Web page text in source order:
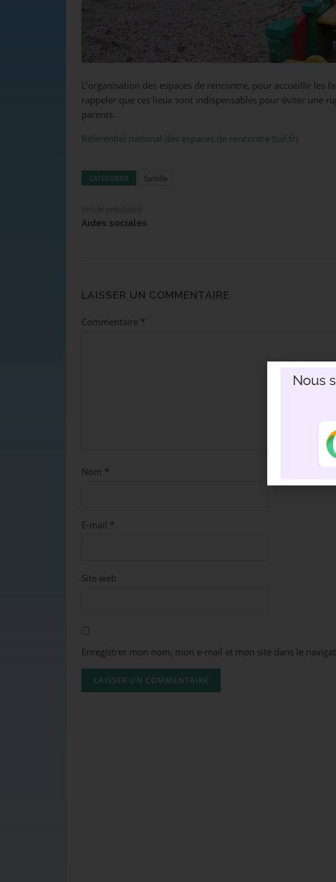
L’organisation des espaces de rencontre, pour accueillir les
rappeler que ces lieux sont indispensables pour éviter une
parents.
Référentiel national des espaces de rencontre (caf.fr)
CATÉGORIES famille
Aides sociales
LAISSER UN COMMENTAIRE
Commentaire *
Nom *
E-mail *
Site web
Enregistrer mon nom, mon e-mail et mon site dans le